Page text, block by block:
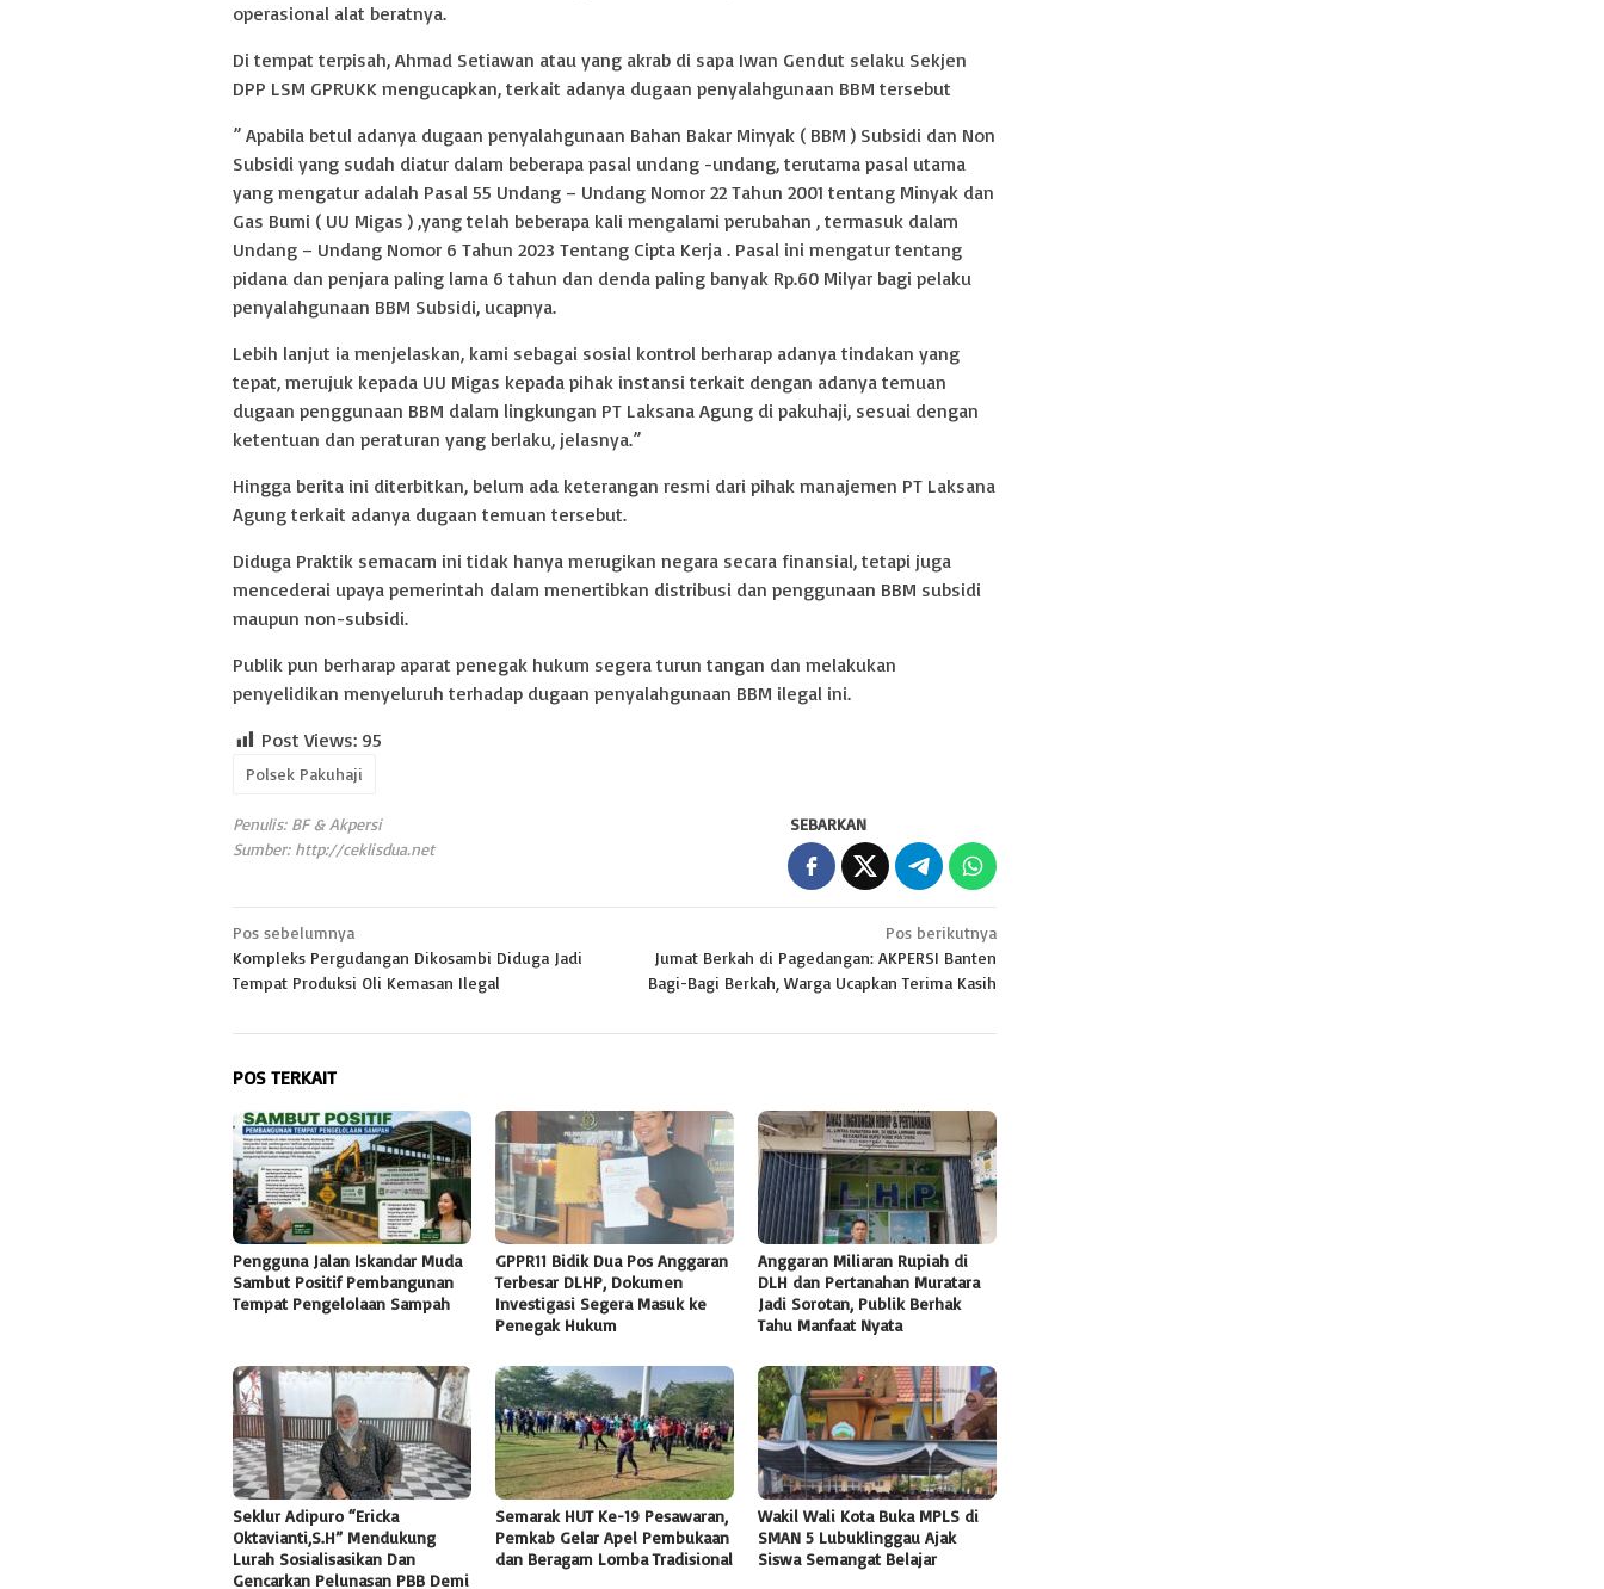
operasional alat beratnya.
Di tempat terpisah, Ahmad Setiawan atau yang akrab di sapa Iwan Gendut selaku Sekjen
DPP LSM GPRUKK mengucapkan, terkait adanya dugaan penyalahgunaan BBM tersebut
” Apabila betul adanya dugaan penyalahgunaan Bahan Bakar Minyak ( BBM ) Subsidi dan Non
Subsidi yang sudah diatur dalam beberapa pasal undang -undang, terutama pasal utama
yang mengatur adalah Pasal 55 Undang – Undang Nomor 22 Tahun 2001 tentang Minyak dan
Gas Bumi ( UU Migas ) ,yang telah beberapa kali mengalami perubahan , termasuk dalam
Undang – Undang Nomor 6 Tahun 2023 Tentang Cipta Kerja . Pasal ini mengatur tentang
pidana dan penjara paling lama 6 tahun dan denda paling banyak Rp.60 Milyar bagi pelaku
penyalahgunaan BBM Subsidi, ucapnya.
Lebih lanjut ia menjelaskan, kami sebagai sosial kontrol berharap adanya tindakan yang
tepat, merujuk kepada UU Migas kepada pihak instansi terkait dengan adanya temuan
dugaan penggunaan BBM dalam lingkungan PT Laksana Agung di pakuhaji, sesuai dengan
ketentuan dan peraturan yang berlaku, jelasnya.”
Hingga berita ini diterbitkan, belum ada keterangan resmi dari pihak manajemen PT Laksana
Agung terkait adanya dugaan temuan tersebut.
Diduga Praktik semacam ini tidak hanya merugikan negara secara finansial, tetapi juga
mencederai upaya pemerintah dalam menertibkan distribusi dan penggunaan BBM subsidi
maupun non-subsidi.
Publik pun berharap aparat penegak hukum segera turun tangan dan melakukan
penyelidikan menyeluruh terhadap dugaan penyalahgunaan BBM ilegal ini.
Post Views: 95
Polsek Pakuhaji
Penulis: BF & Akpersi
Sumber: http://ceklisdua.net
SEBARKAN
Navigasi
pos
Pos sebelumnya
Kompleks Pergudangan Dikosambi Diduga Jadi
Tempat Produksi Oli Kemasan Ilegal
Pos berikutnya
Jumat Berkah di Pagedangan: AKPERSI Banten
Bagi-Bagi Berkah, Warga Ucapkan Terima Kasih
POS TERKAIT
Pengguna Jalan Iskandar Muda
Sambut Positif Pembangunan
Tempat Pengelolaan Sampah
GPPR11 Bidik Dua Pos Anggaran
Terbesar DLHP, Dokumen
Investigasi Segera Masuk ke
Penegak Hukum
Anggaran Miliaran Rupiah di
DLH dan Pertanahan Muratara
Jadi Sorotan, Publik Berhak
Tahu Manfaat Nyata
Seklur Adipuro “Ericka
Oktavianti,S.H” Mendukung
Lurah Sosialisasikan Dan
Gencarkan Pelunasan PBB Demi
Semarak HUT Ke-19 Pesawaran,
Pemkab Gelar Apel Pembukaan
dan Beragam Lomba Tradisional
Wakil Wali Kota Buka MPLS di
SMAN 5 Lubuklinggau Ajak
Siswa Semangat Belajar